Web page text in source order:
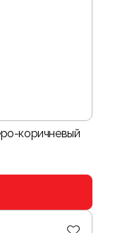
коричневый